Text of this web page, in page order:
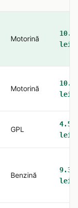
Motorină
lei
Motorină
lei
GPL
4.58
lei
Benzină
9.36
lei